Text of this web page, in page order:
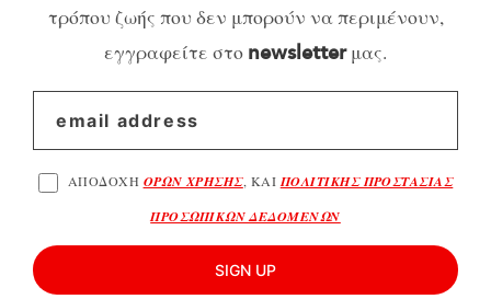
τρόπου ζωής που δεν μπορούν να περιμένουν,
εγγραφείτε στο newsletterμας.
ΑΠΟΔΟΧΗ ΟΡΩΝ ΧΡΗΣΗΣ, ΚΑΙ ΠΟΛΙΤΙΚΗΣ ΠΡΟΣΤΑΣΙΑΣ
ΠΡΟΣΩΠΙΚΩΝ ΔΕΔΟΜΕΝΩΝ
SIGN UP